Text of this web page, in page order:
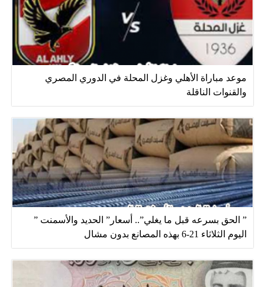
موعد مباراة الأهلي وغزل المحلة في الدوري المصري
والقنوات الناقلة
” الحق بسرعه قبل ما يغلي”.. أسعار” الحديد والأسمنت ”
اليوم الثلاثاء 21-6 بهذه المصانع بدون مشال